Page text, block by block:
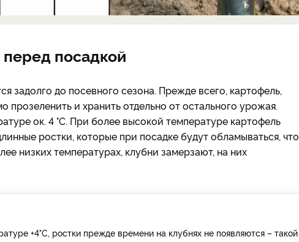
посадкой
задолго до посевного сезона. Прежде всего, картофель,
и хранить отдельно от остального урожая.
ок. 4 °C. При более высокой температуре картофель
ростки, которые при посадке будут обламываться, что
низких температурах, клубни замерзают, на них
+4°C, ростки прежде времени на клубнях не появляются – такой